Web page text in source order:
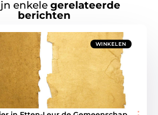
enkele gerelateerde
berichten
WINKELEN